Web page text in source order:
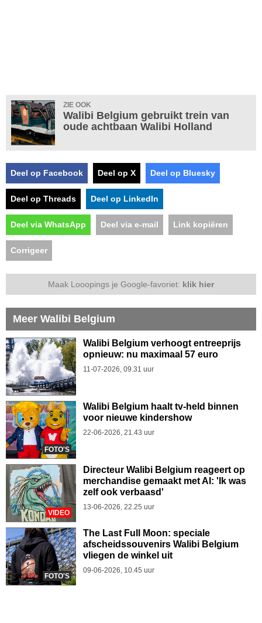
ZIE OOK
Walibi Belgium gebruikt trein van
oude achtbaan Walibi Holland
Deel op Facebook Deel op X Deel op Bluesky
Deel op Threads Deel op LinkedIn
Deel via WhatsApp Deel via e-mail Link kopiëren
Corrigeer
Maak Looopings je Google-favoriet: klik hier
Meer Walibi Belgium
Walibi Belgium verhoogt entreeprijs
opnieuw: nu maximaal 57 euro
11-07-2026, 09.31 uur
FOTO'S
Walibi Belgium haalt tv-held binnen
voor nieuwe kindershow
22-06-2026, 21.43 uur
VIDEO
Directeur Walibi Belgium reageert op
merchandise gemaakt met AI: 'Ik was
zelf ook verbaasd'
13-06-2026, 22.25 uur
FOTO'S
The Last Full Moon: speciale
afscheidssouvenirs Walibi Belgium
vliegen de winkel uit
09-06-2026, 10.45 uur